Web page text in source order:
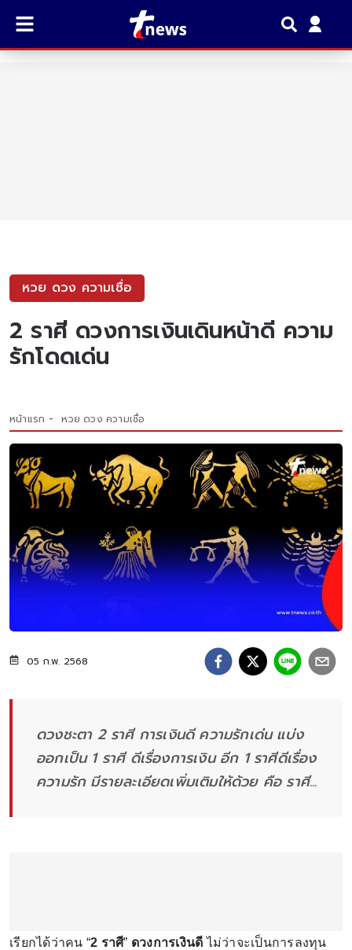
หวย ดวง ความเชื่อ
2 ราศี ดวงการเงินเดินหน้าดี ความ
รักโดดเด่น
หน้าแรก หวย ดวง ความเชื่อ
05 ก.พ. 2568
ดวงชะตา 2 ราศี การเงินดี ความรักเด่น แบ่ง
ออกเป็น 1 ราศี ดีเรื่องการเงิน อีก 1 ราศีดีเรื่อง
ความรัก มีรายละเอียดเพิ่มเติมให้ด้วย คือ ราศี...
เรียกได้ว่าคน “2 ราศี” ดวงการเงินดี ไม่ว่าจะเป็นการลงทุน